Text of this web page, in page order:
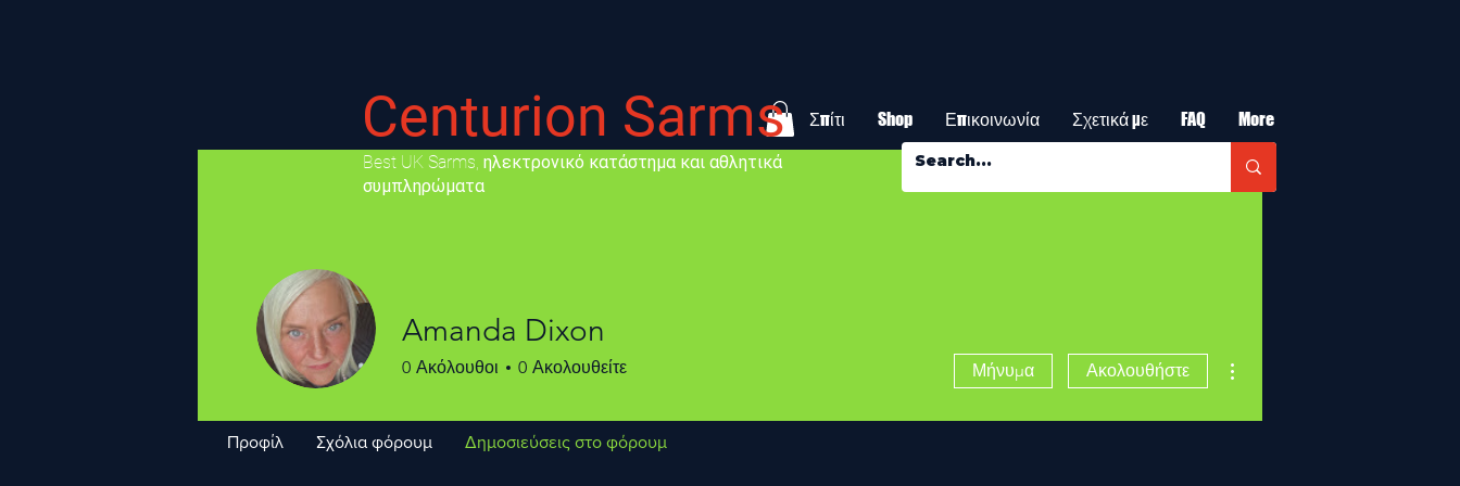
Σπίτι Shop Επικοινωνία Σχετικά με FAQ More
Centurion Sarms
​Best UK Sarms, ηλεκτρονικό κατάστημα και αθλητικά
συμπληρώματα
Amanda Dixon
0 Ακόλουθοι 0 Ακολουθείτε Μήνυμα Ακολουθήστε
Προφίλ Σχόλια φόρουμ Δημοσιεύσεις στο φόρουμ